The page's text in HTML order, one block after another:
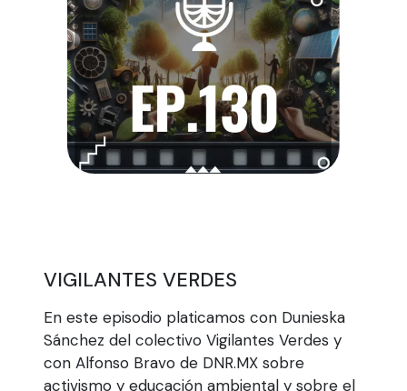
VIGILANTES VERDES
En este episodio platicamos con Dunieska
Sánchez del colectivo Vigilantes Verdes y
con Alfonso Bravo de DNR.MX sobre
activismo y educación ambiental y sobre el